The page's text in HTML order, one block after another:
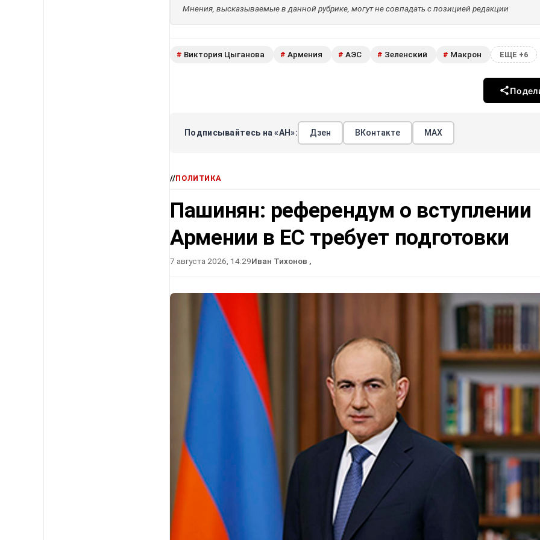
Мнения, высказываемые в данной рубрике, могут не совпадать с позицией редакции
# Виктория Цыганова # Армения # АЭС # Зеленский # Макрон ЕЩЕ +6
Подписывайтесь на «АН»: Дзен ВКонтакте МАХ
//ПОЛИТИКА
Пашинян: референдум о вступлении
Армении в ЕС требует подготовки
7 августа 2026, 14:29Иван Тихонов ,